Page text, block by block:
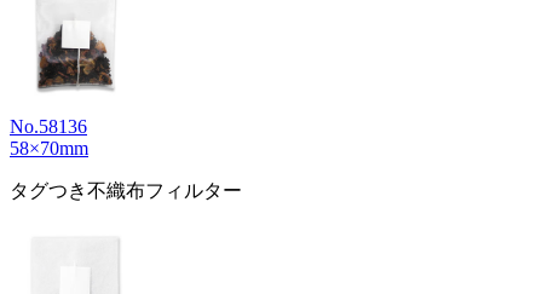
No.58136
58×70mm
タグつき不織布フィルター